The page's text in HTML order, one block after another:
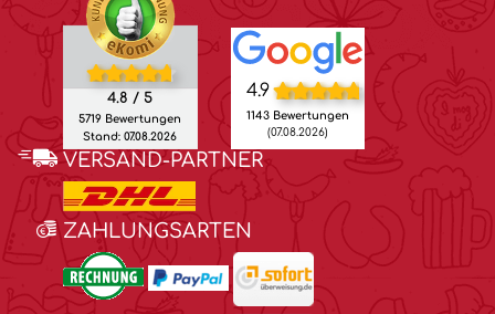
4.8 / 5
5719 Bewertungen
Stand: 07.08.2026
4.9
1143 Bewertungen
(07.08.2026)
VERSAND-PARTNER
ZAHLUNGSARTEN